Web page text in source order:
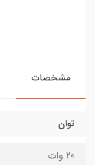
مشخصات
توان
20 وات